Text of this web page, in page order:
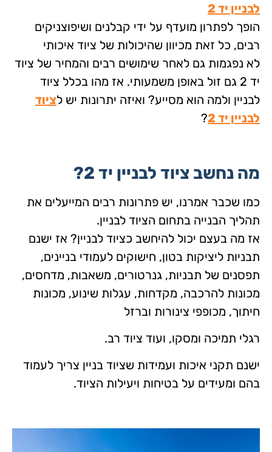
לבניין יד 2
הופך לפתרון מועדף על ידי קבלנים ושיפוצניקים
רבים, כל זאת מכיוון שהיכולות של ציוד איכותי
לא נפגמות גם לאחר שימושים רבים והמחיר של ציוד
יד 2 גם זול באופן משמעותי. אז מהו בכלל ציוד
לבניין ולמה הוא מסייע? ואיזה יתרונות יש לציוד
לבניין יד 2
?
מה נחשב ציוד לבניין יד 2?
כמו שכבר אמרנו, יש פתרונות רבים המייעלים את
תהליך הבנייה בתחום הציוד לבניין.
אז מה בעצם יכול להיחשב כציוד לבניין? אז ישנם
תבניות ליציקות בטון, חישוקים לעמודי בניינים,
תפסנים של תבניות, גנרטורים, משאבות, מדחסים,
מכונות להרכבה, מקדחות, עגלות שינוע, מכונות
חיתוך, מכופפי צינורות וברזל
רגלי תמיכה ומסקו, ועוד ציוד רב.
ישנם תקני איכות ועמידות שציוד בניין צריך לעמוד
בהם ומעידים על בטיחות ויעילות הציוד.